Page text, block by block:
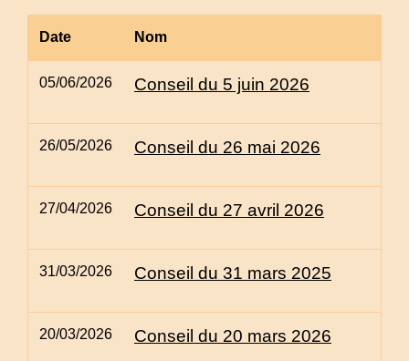
Date Nom
05/06/2026 Conseil du 5 juin 2026
26/05/2026 Conseil du 26 mai 2026
27/04/2026 Conseil du 27 avril 2026
31/03/2026 Conseil du 31 mars 2025
20/03/2026 Conseil du 20 mars 2026